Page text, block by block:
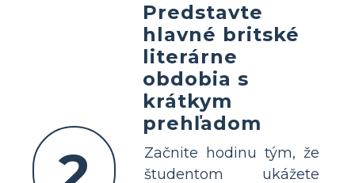
Predstavte
hlavné britské
literárne
obdobia s
krátkym
prehľadom
Začnite hodinu tým, že
študentom ukážete